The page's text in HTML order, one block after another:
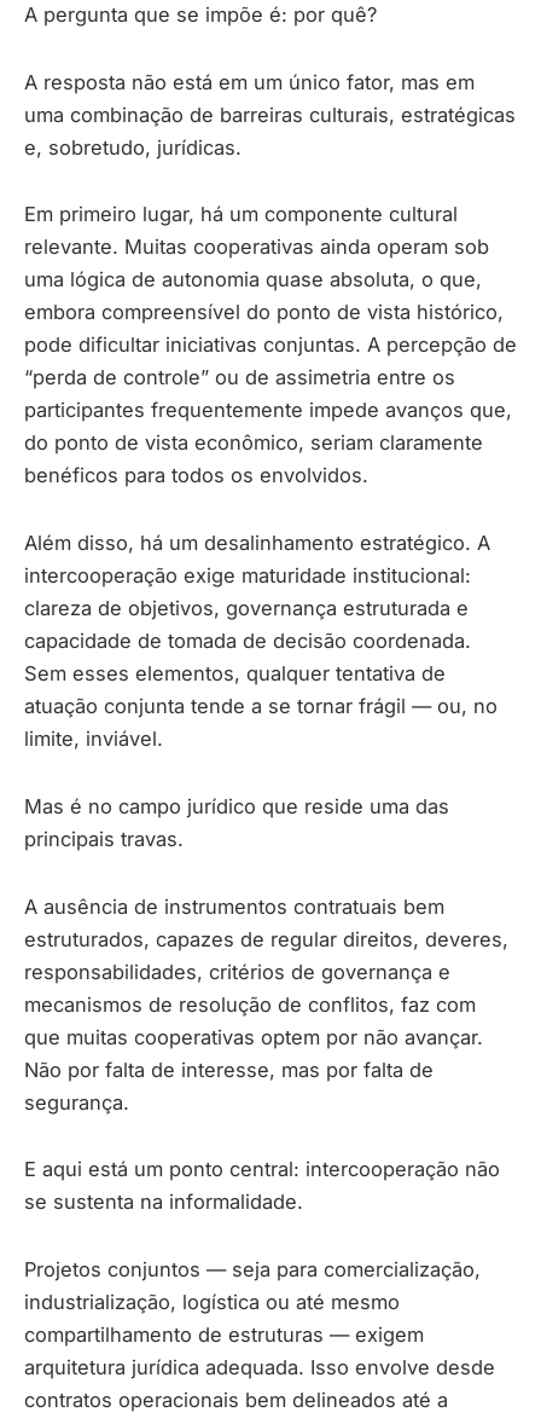
A pergunta que se impõe é: por quê?
A resposta não está em um único fator, mas em
uma combinação de barreiras culturais, estratégicas
e, sobretudo, jurídicas.
Em primeiro lugar, há um componente cultural
relevante. Muitas cooperativas ainda operam sob
uma lógica de autonomia quase absoluta, o que,
embora compreensível do ponto de vista histórico,
pode dificultar iniciativas conjuntas. A percepção de
“perda de controle” ou de assimetria entre os
participantes frequentemente impede avanços que,
do ponto de vista econômico, seriam claramente
benéficos para todos os envolvidos.
Além disso, há um desalinhamento estratégico. A
intercooperação exige maturidade institucional:
clareza de objetivos, governança estruturada e
capacidade de tomada de decisão coordenada.
Sem esses elementos, qualquer tentativa de
atuação conjunta tende a se tornar frágil — ou, no
limite, inviável.
Mas é no campo jurídico que reside uma das
principais travas.
A ausência de instrumentos contratuais bem
estruturados, capazes de regular direitos, deveres,
responsabilidades, critérios de governança e
mecanismos de resolução de conflitos, faz com
que muitas cooperativas optem por não avançar.
Não por falta de interesse, mas por falta de
segurança.
E aqui está um ponto central: intercooperação não
se sustenta na informalidade.
Projetos conjuntos — seja para comercialização,
industrialização, logística ou até mesmo
compartilhamento de estruturas — exigem
arquitetura jurídica adequada. Isso envolve desde
contratos operacionais bem delineados até a